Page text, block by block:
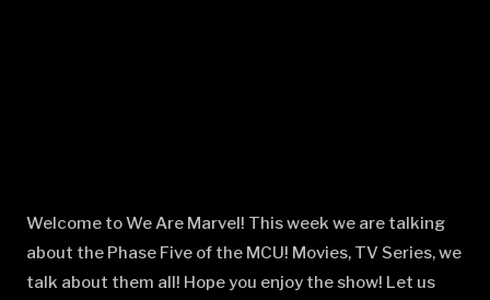
Welcome to We Are Marvel! This week we are talking
about the Phase Five of the MCU! Movies, TV Series, we
talk about them all! Hope you enjoy the show! Let us